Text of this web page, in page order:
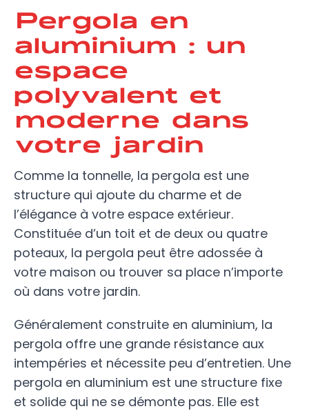
Pergola en
aluminium : un
espace
polyvalent et
moderne dans
votre jardin
Comme la tonnelle, la pergola est une
structure qui ajoute du charme et de
l’élégance à votre espace extérieur.
Constituée d’un toit et de deux ou quatre
poteaux, la pergola peut être adossée à
votre maison ou trouver sa place n’importe
où dans votre jardin.
Généralement construite en aluminium, la
pergola offre une grande résistance aux
intempéries et nécessite peu d’entretien. Une
pergola en aluminium est une structure fixe
et solide qui ne se démonte pas. Elle est